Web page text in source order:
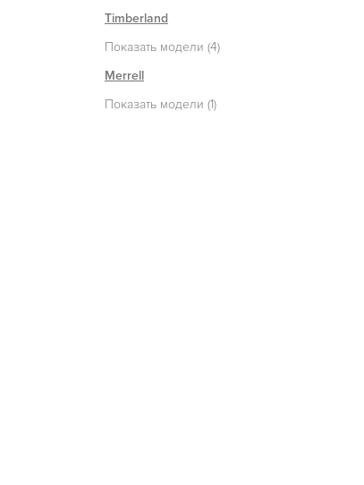
Timberland
Показать модели (4)
Merrell
Показать модели (1)